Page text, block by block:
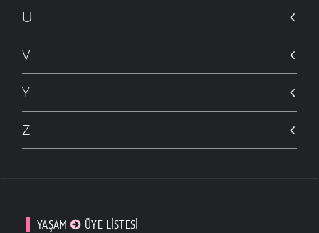
U
V
Y
Z
YAŞAM ÜYE LISTESI